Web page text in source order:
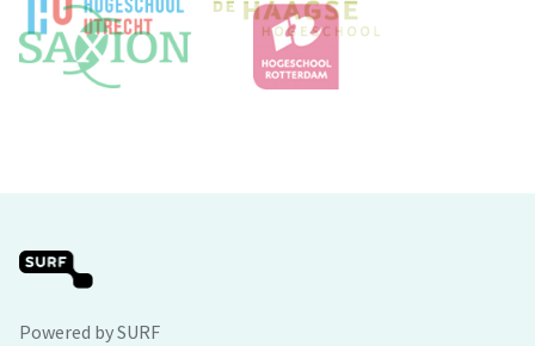
Powered by SURF